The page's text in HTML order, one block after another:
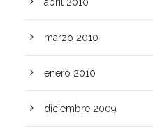
marzo 2010
enero 2010
diciembre 2009